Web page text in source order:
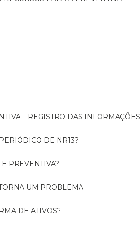
– REGISTRO DAS INFORMAÇÕES
DE NR13?
PREVENTIVA?
UM PROBLEMA
DE ATIVOS?